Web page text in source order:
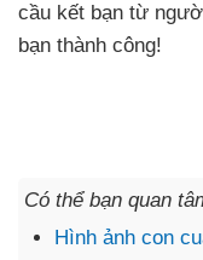
cầu kết bạn từ
bạn thành công!
Có thể bạn quan
Hình ảnh con